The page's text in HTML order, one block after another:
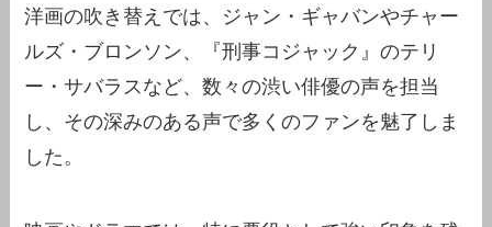
洋画の吹き替えでは、ジャン・ギャバンやチャー
ルズ・ブロンソン、『刑事コジャック』のテリ
ー・サバラスなど、数々の渋い俳優の声を担当
し、その深みのある声で多くのファンを魅了しま
した。